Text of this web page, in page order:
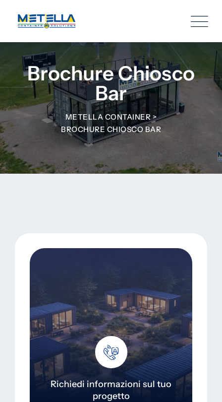
Brochure Chiosco
Bar
METELLA CONTAINER>
BROCHURE CHIOSCO BAR
Richiedi informazioni sul tuo
progetto